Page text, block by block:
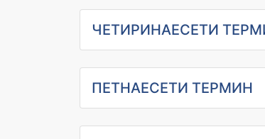
ЧЕТИРИНАЕСЕТИ
ПЕТНАЕСЕТИ ТЕРМИН